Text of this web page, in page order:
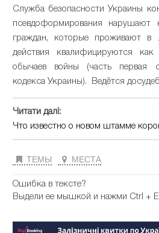
Служба безопасности Украины
псевдоформирования нарушают
граждан, которые проживают в
действия квалифицируются
обычаев войны (часть первая
кодекса Украины). Ведётся
Читати далі:
Что известно о новом штамме
ТЕМЫ МЕСТА
Ошибка в тексте?
Выдели ее мышкой и нажми Ctrl +